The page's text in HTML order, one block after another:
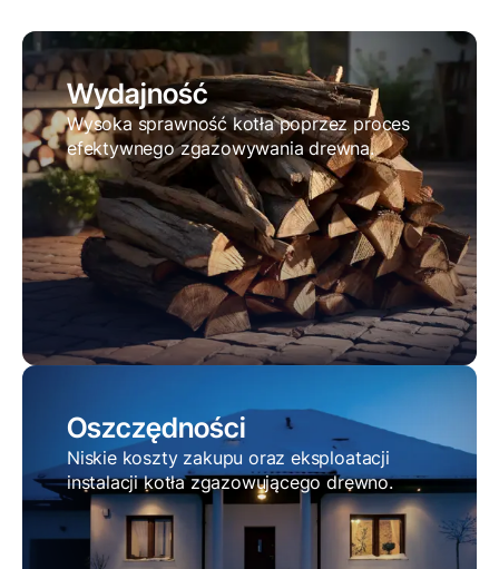
Wydajność
Wysoka sprawność kotła poprzez proces
efektywnego zgazowywania drewna.
Oszczędności
Niskie koszty zakupu oraz eksploatacji
instalacji kotła zgazowującego drewno.